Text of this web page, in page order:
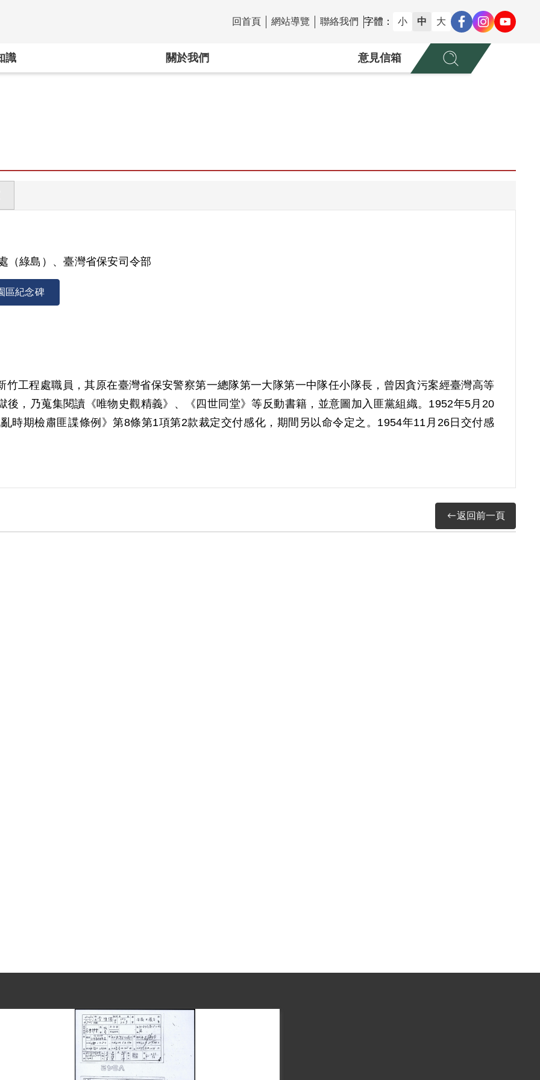
:::
回首頁 網站導覽 聯絡我們 字體： 小 中 大
識 關於我們 意見信箱
（綠島）、臺灣省保安司令部
區紀念碑
工程處職員，其原在臺灣省保安警察第一總隊第一大隊第一中隊任小隊長，曾因貪污案經臺灣高等
後，乃蒐集閱讀《唯物史觀精義》、《四世同堂》等反動書籍，並意圖加入匪黨組織。1952年5月20
時期檢肅匪諜條例》第8條第1項第2款裁定交付感化，期間另以命令定之。1954年11月26日交付感
返回前一頁